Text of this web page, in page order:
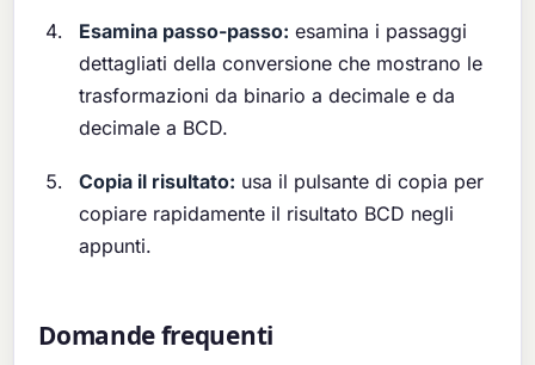
Esamina passo-passo: esamina i passaggi
dettagliati della conversione che mostrano le
trasformazioni da binario a decimale e da
decimale a BCD.
Copia il risultato: usa il pulsante di copia per
copiare rapidamente il risultato BCD negli
appunti.
Domande frequenti